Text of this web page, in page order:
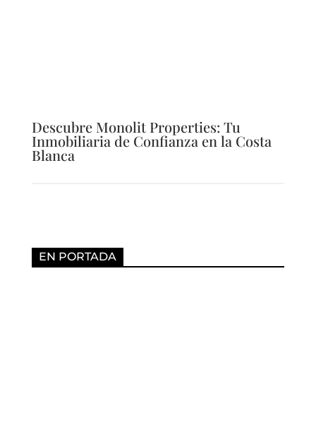
Descubre Monolit Properties: Tu
Inmobiliaria de Confianza en la Costa
Blanca
EN PORTADA